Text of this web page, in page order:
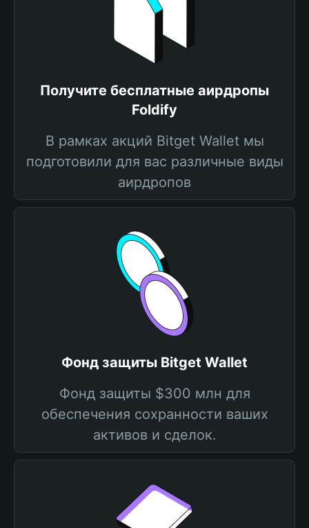
Получите бесплатные аирдропы
Foldify
В рамках акций Bitget Wallet мы
подготовили для вас различные виды
аирдропов
Фонд защиты Bitget Wallet
Фонд защиты $300 млн для
обеспечения сохранности ваших
активов и сделок.